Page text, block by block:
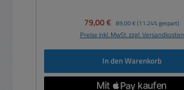
Verkaufspreis:
79,00 € Regulärer Preis:
89,00 € (11.24% gespart)
Preise inkl. MwSt. zzgl. Versandkosten
In den Warenkorb